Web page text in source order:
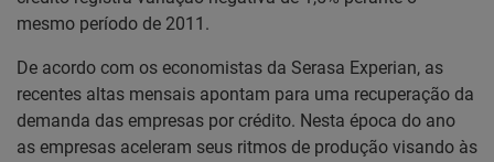
mesmo período de 2011.
De acordo com os economistas da Serasa Experian, as
recentes altas mensais apontam para uma recuperação da
demanda das empresas por crédito. Nesta época do ano
as empresas aceleram seus ritmos de produção visando às